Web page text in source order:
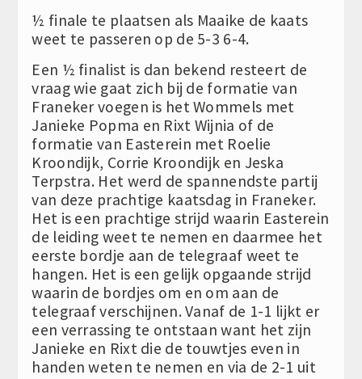
½ finale te plaatsen als Maaike de kaats
weet te passeren op de 5-3 6-4.
Een ½ finalist is dan bekend resteert de
vraag wie gaat zich bij de formatie van
Franeker voegen is het Wommels met
Janieke Popma en Rixt Wijnia of de
formatie van Easterein met Roelie
Kroondijk, Corrie Kroondijk en Jeska
Terpstra. Het werd de spannendste partij
van deze prachtige kaatsdag in Franeker.
Het is een prachtige strijd waarin Easterein
de leiding weet te nemen en daarmee het
eerste bordje aan de telegraaf weet te
hangen. Het is een gelijk opgaande strijd
waarin de bordjes om en om aan de
telegraaf verschijnen. Vanaf de 1-1 lijkt er
een verrassing te ontstaan want het zijn
Janieke en Rixt die de touwtjes even in
handen weten te nemen en via de 2-1 uit